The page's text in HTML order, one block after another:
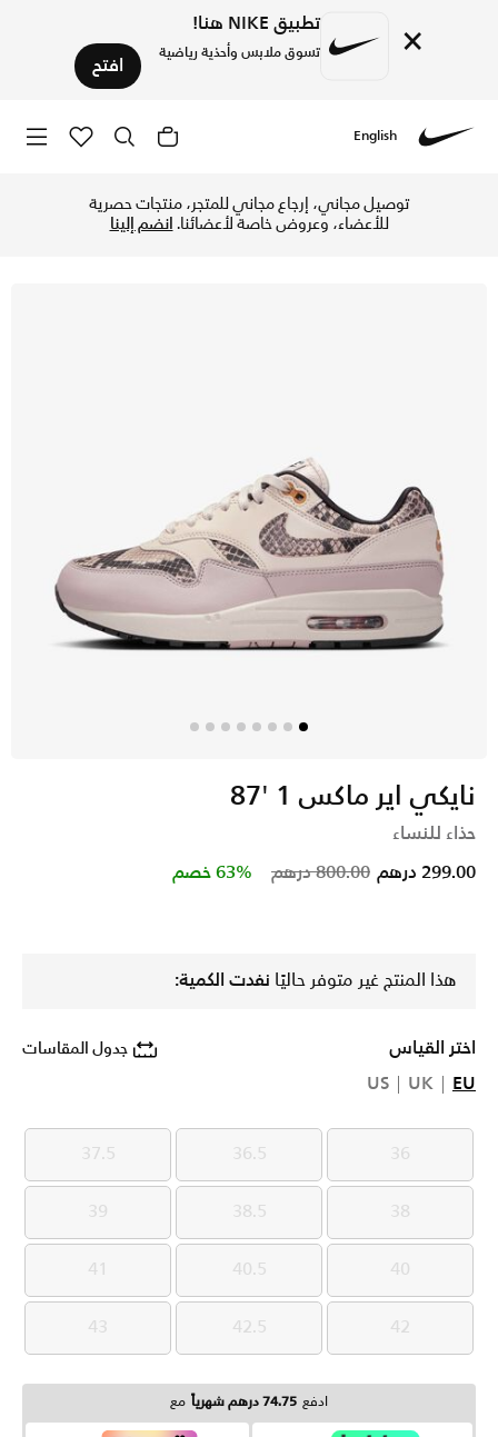
× تطبيق NIKE هنا!
تسوق ملابس وأحذية رياضية افتح
English
توصيل مجاني، إرجاع مجاني للمتجر، منتجات حصرية
للأعضاء، وعروض خاصة لأعضائنا.انضم إلينا
نايكي اير ماكس 1 '87
حذاء للنساء
Price reduced from
800.00 درهم to 299.00 درهم 63% خصم
هذا المنتج غير متوفر حاليًا نفدت الكمية:
اختر القياس جدول المقاسات
EU
UK
US
36
36
36.5
36.5
37.5
37.5
38
38
38.5
38.5
39
39
40
40
40.5
40.5
41
41
42
42
42.5
42.5
43
43
ادفع 74.75 درهم شهرياً مع